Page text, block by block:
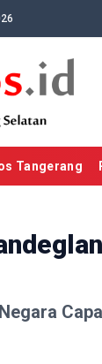
Tangerang